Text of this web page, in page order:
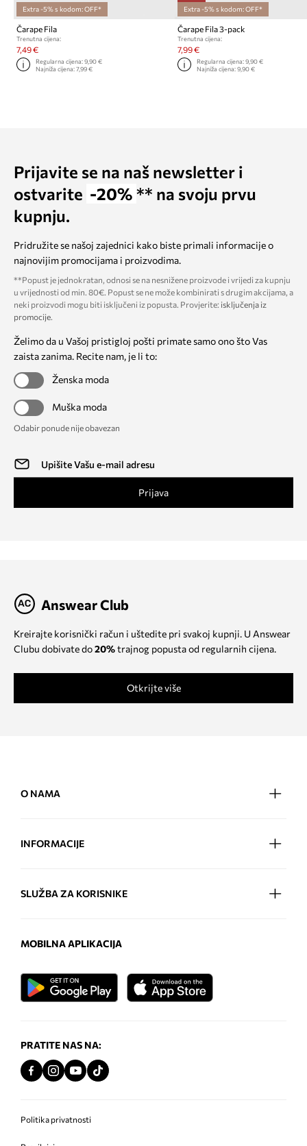
Extra -5% s kodom: OFF*
Čarape Fila
Trenutna cijena:
7,49 €
Regularna cijena:9,90 €
Najniža cijena:7,99 €
Extra -5% s kodom: OFF*
Čarape Fila 3-pack
Trenutna cijena:
7,99 €
Regularna cijena: 9,90 €
Najniža cijena: 9,90 €
Prijavite se na naš newsletter i
ostvarite -20% ** na svoju prvu
kupnju.
Pridružite se našoj zajednici kako biste primali informacije o
najnovijim promocijama i proizvodima.
**Popust je jednokratan, odnosi se na nesnižene proizvode i vrijedi za kupnju
u vrijednosti od min. 80€. Popust se ne može kombinirati s drugim akcijama, a
neki proizvodi mogu biti isključeni iz popusta. Provjerite: isključenja iz
promocije
Želimo da u Vašoj pristigloj pošti primate samo ono što Vas
zaista zanima. Recite nam, je li to:
Ženska moda
Muška moda
Odabir ponude nije obavezan
Prijava
Answear Club
Kreirajte korisnički račun i uštedite pri svakoj kupnji. U Answear
Clubu dobivate do20%trajnog popusta od regularnih cijena.
Otkrijte više
O NAMA
INFORMACIJE
SLUŽBA ZA KORISNIKE
MOBILNA APLIKACIJA
PRATITE NAS NA:
Politika privatnosti